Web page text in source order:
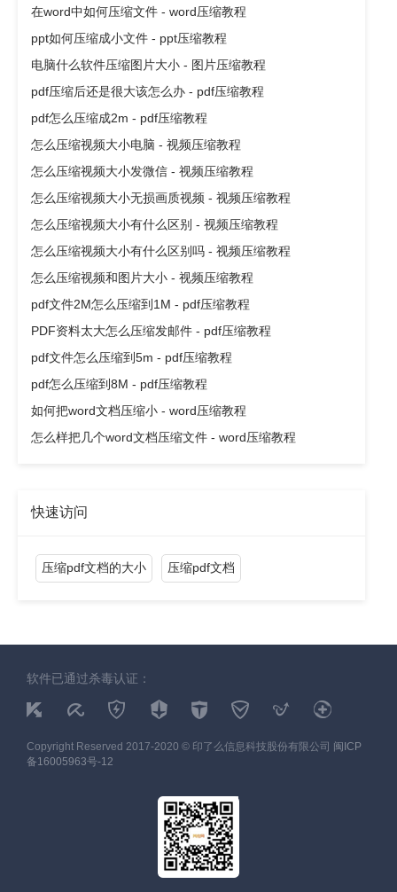
在word中如何压缩文件 - word压缩教程
ppt如何压缩成小文件 - ppt压缩教程
电脑什么软件压缩图片大小 - 图片压缩教程
pdf压缩后还是很大该怎么办 - pdf压缩教程
pdf怎么压缩成2m - pdf压缩教程
怎么压缩视频大小电脑 - 视频压缩教程
怎么压缩视频大小发微信 - 视频压缩教程
怎么压缩视频大小无损画质视频 - 视频压缩教程
怎么压缩视频大小有什么区别 - 视频压缩教程
怎么压缩视频大小有什么区别吗 - 视频压缩教程
怎么压缩视频和图片大小 - 视频压缩教程
pdf文件2M怎么压缩到1M - pdf压缩教程
PDF资料太大怎么压缩发邮件 - pdf压缩教程
pdf文件怎么压缩到5m - pdf压缩教程
pdf怎么压缩到8M - pdf压缩教程
如何把word文档压缩小 - word压缩教程
怎么样把几个word文档压缩文件 - word压缩教程
快速访问
压缩pdf文档的大小 压缩pdf文档
软件已通过杀毒认证：
Copyright Reserved 2017-2020 © 印了么信息科技股份有限公司 闽ICP
备16005963号-12